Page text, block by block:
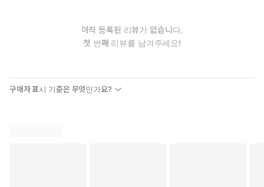
아직 등록된 리뷰가 없습니다.
첫 번째 리뷰를 남겨주세요!
구매자 표시 기준은 무엇인가요?